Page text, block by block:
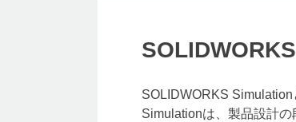
SOLIDWORKS
Simulationは、製品設計の